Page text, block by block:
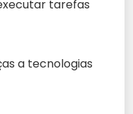
tarefas
a tecnologias